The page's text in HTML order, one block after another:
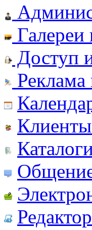
Доступ
Реклама